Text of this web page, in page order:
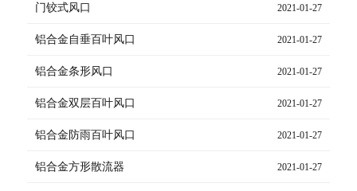
门铰式风口 2021-01-27
铝合金自垂百叶风口 2021-01-27
铝合金条形风口 2021-01-27
铝合金双层百叶风口 2021-01-27
铝合金防雨百叶风口 2021-01-27
铝合金方形散流器 2021-01-27